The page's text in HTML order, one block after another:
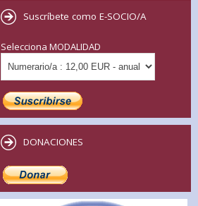
Suscríbete como E-SOCIO/A
Selecciona MODALIDAD
DONACIONES